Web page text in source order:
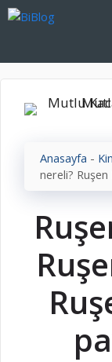
İçeriğe
Anasayfa -
nereli? Ruşen